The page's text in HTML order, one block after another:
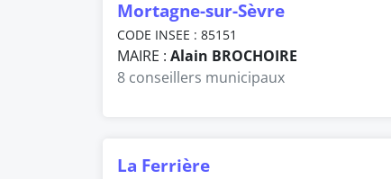
Mortagne-sur-Sèvre
CODE INSEE : 85151
MAIRE : Alain BROCHOIRE
8 conseillers municipaux
La Ferrière